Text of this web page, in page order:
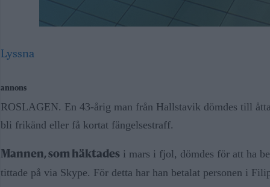
Lyssna
annons
ROSLAGEN. En 43-årig man från Hallstavik dömdes till
bli frikänd eller få kortat fängelsestraff.
Mannen, som häktades i mars i fjol, dömdes för att ha
tittade på via Skype. För detta har han betalat personen i